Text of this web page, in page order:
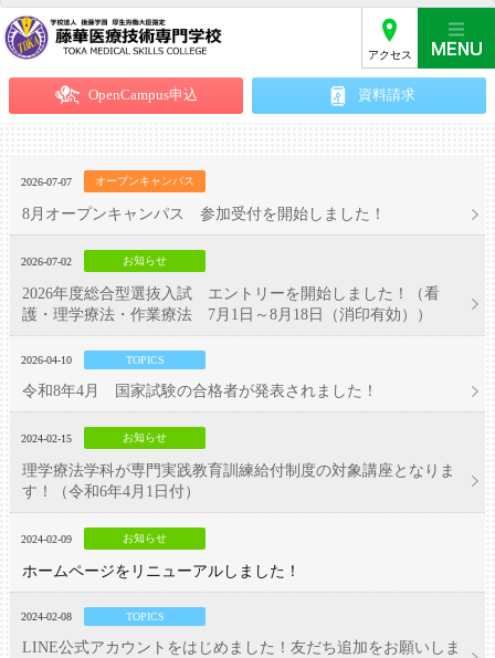
アクセス
OpenCampus申込 資料請求
2026-07-07 オープンキャンパス
8月オープンキャンパス 参加受付を開始しました！
2026-07-02 お知らせ
2026年度総合型選抜入試 エントリーを開始しました！（看
護・理学療法・作業療法 7月1日～8月18日（消印有効））
2026-04-10 TOPICS
令和8年4月 国家試験の合格者が発表されました！
2024-02-15 お知らせ
理学療法学科が専門実践教育訓練給付制度の対象講座となりま
す！（令和6年4月1日付）
2024-02-09 お知らせ
ホームページをリニューアルしました！
2024-02-08 TOPICS
LINE公式アカウントをはじめました！友だち追加をお願いしま